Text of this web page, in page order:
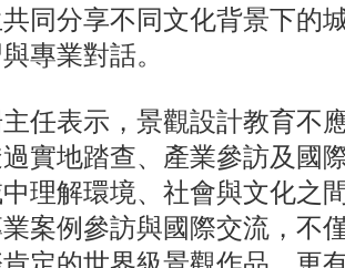
同分享不同文化背景下的
專業對話。
表示，景觀設計教育不
實地踏查、產業參訪及國
理解環境、社會與文化之
案例參訪與國際交流，不